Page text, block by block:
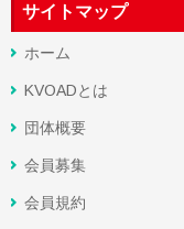
サイトマップ
ホーム
KVOADとは
団体概要
会員募集
会員規約